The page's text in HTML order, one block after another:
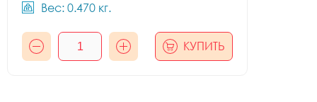
Вес: 0.470 кг.
КУПИТЬ